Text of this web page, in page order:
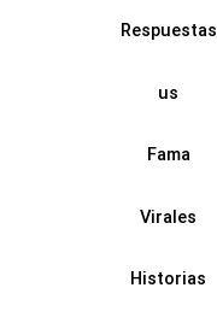
Respuestas
us
Fama
Virales
Historias